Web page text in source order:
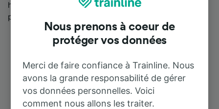
haricot tarbais) qui en fait une "ville-marché" et un
pôle spécialisé dans l’industrie agroalimentaire.
Nous prenons à coeur de
protéger vos données
Merci de faire confiance à Trainline. Nous
avons la grande responsabilité de gérer
vos données personnelles. Voici
comment nous allons les traiter.